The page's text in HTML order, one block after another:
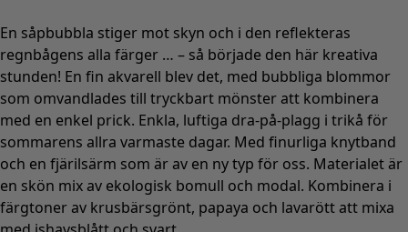
En såpbubbla stiger mot skyn och i den reflekteras
regnbågens alla färger … – så började den här kreativa
stunden! En fin akvarell blev det, med bubbliga blommor
som omvandlades till tryckbart mönster att kombinera
med en enkel prick. Enkla, luftiga dra-på-plagg i trikå för
sommarens allra varmaste dagar. Med finurliga knytband
och en fjärilsärm som är av en ny typ för oss. Materialet är
en skön mix av ekologisk bomull och modal. Kombinera i
färgtoner av krusbärsgrönt, papaya och lavarött att mixa